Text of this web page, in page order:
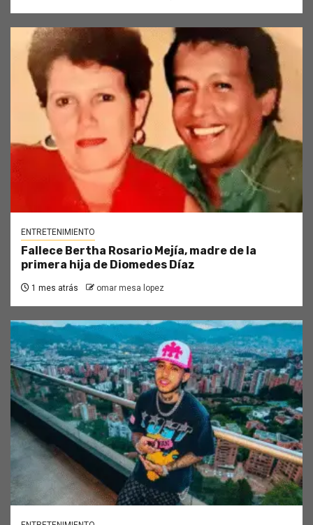
ENTRETENIMIENTO
Fallece Bertha Rosario Mejía, madre de la
primera hija de Diomedes Díaz
1 mes atrás omar mesa lopez